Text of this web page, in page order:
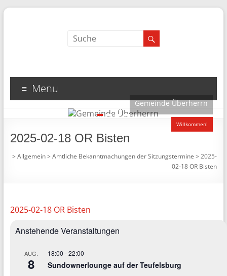
Menu
Gemeinde Überherrn
Willkommen!
1 2 3 4
2025-02-18 OR Bisten
>Allgemein>Amtliche Bekanntmachungen der Sitzungstermine >2025-
02-18 OR Bisten
2025-02-18 OR Bisten
Anstehende Veranstaltungen
AUG.
8
18:00 -22:00
Sundownerlounge auf der Teufelsburg